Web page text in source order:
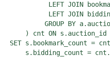
LEFT JOIN
LEFT JOIN
GROUP BY
) cnt ON s.auction_id
SET s.bookmark_count =
s.bidding_count =